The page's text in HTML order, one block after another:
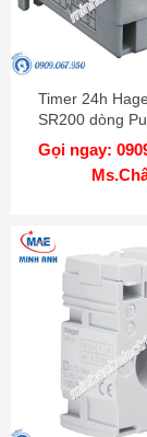
Timer 24h
SR200 dòng
Gọi ngay: